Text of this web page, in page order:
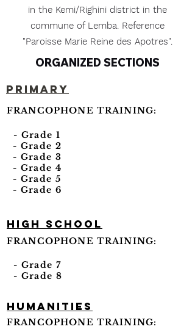
in the Kemi/Righini district in the
commune of Lemba. Reference
"Paroisse Marie Reine des Apotres".
ORGANIZED SECTIONS
primary
FRANCOPHONE TRAINING:
- Grade 1
- Grade 2
- Grade 3
- Grade 4
- Grade 5
- Grade 6
High School
FRANCOPHONE TRAINING:
- Grade 7
- Grade 8
humanities
FRANCOPHONE TRAINING: